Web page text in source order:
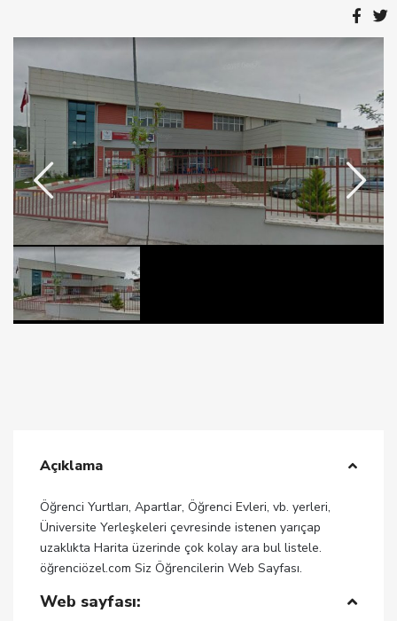
Açıklama
Öğrenci Yurtları, Apartlar, Öğrenci Evleri, vb. yerleri,
Üniversite Yerleşkeleri çevresinde istenen yarıçap
uzaklıkta Harita üzerinde çok kolay ara bul listele.
öğrenciözel.com Siz Öğrencilerin Web Sayfası.
Web sayfası: